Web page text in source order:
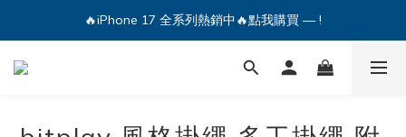
🔥iPhone 17 全系列熱銷中🔥點我購買 — !
🔥iPhone 17 全系列熱銷中🔥點我購買 — !
💕加入Q哥 Line 新好友領優惠券！🎫